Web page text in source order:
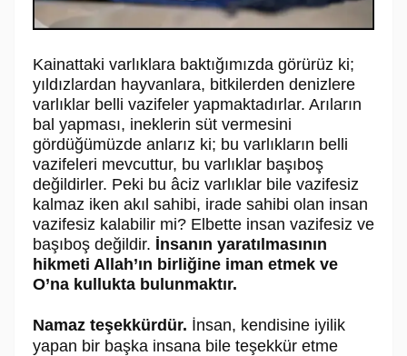
Kainattaki varlıklara baktığımızda görürüz ki;
yıldızlardan hayvanlara, bitkilerden denizlere
varlıklar belli vazifeler yapmaktadırlar. Arıların
bal yapması, ineklerin süt vermesini
gördüğümüzde anlarız ki; bu varlıkların belli
vazifeleri mevcuttur, bu varlıklar başıboş
değildirler. Peki bu âciz varlıklar bile vazifesiz
kalmaz iken akıl sahibi, irade sahibi olan insan
vazifesiz kalabilir mi? Elbette insan vazifesiz ve
başıboş değildir. İnsanın yaratılmasının
hikmeti Allah’ın birliğine iman etmek ve
O’na kullukta bulunmaktır.
Namaz teşekkürdür. İnsan, kendisine iyilik
yapan bir başka insana bile teşekkür etme